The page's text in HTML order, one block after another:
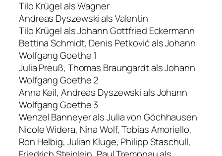
Tilo Krügel als Wagner
Andreas Dyszewski als Valentin
Tilo Krügel als Johann Gottfried Eckermann
Bettina Schmidt, Denis Petković als Johann
Wolfgang Goethe 1
Julia Preuß, Thomas Braungardt als Johann
Wolfgang Goethe 2
Anna Keil, Andreas Dyszewski als Johann
Wolfgang Goethe 3
Wenzel Banneyer als Julia von Göchhausen
Nicole Widera, Nina Wolf, Tobias Amoriello,
Ron Helbig, Julian Kluge, Philipp Staschull,